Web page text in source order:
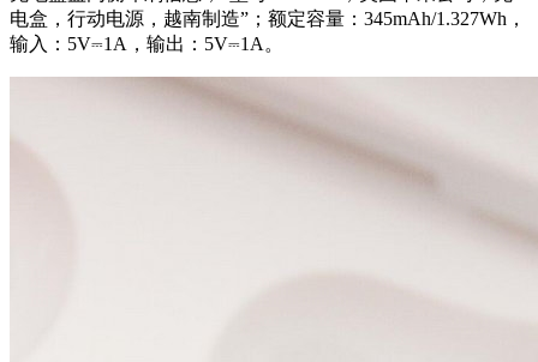
电盒，行动电源， 越南制造”；额定容量：345mAh/1.327Wh，
输入：5V⎓1A，输出：5V⎓1A。